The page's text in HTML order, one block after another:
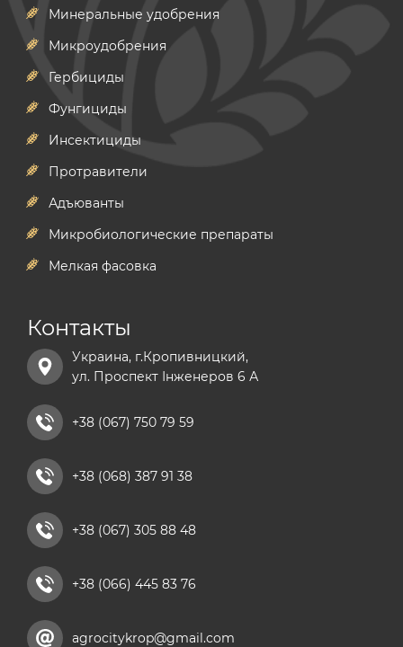
Минеральные удобрения
Микроудобрения
Гербициды
Фунгициды
Инсектициды
Протравители
Адъюванты
Микробиологические препараты
Мелкая фасовка
Контакты
Украина, г.Кропивницкий,
ул. Проспект Інженеров 6 А
+38 (067) 750 79 59
+38 (068) 387 91 38
+38 (067) 305 88 48
+38 (066) 445 83 76
agrocitykrop@gmail.com